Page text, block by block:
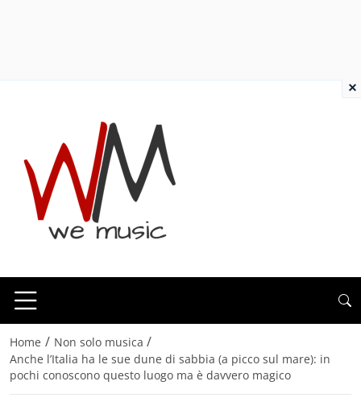
Home / Non solo musica /
Anche l’Italia ha le sue dune di sabbia (a picco sul mare): in
pochi conoscono questo luogo ma è davvero magico
×